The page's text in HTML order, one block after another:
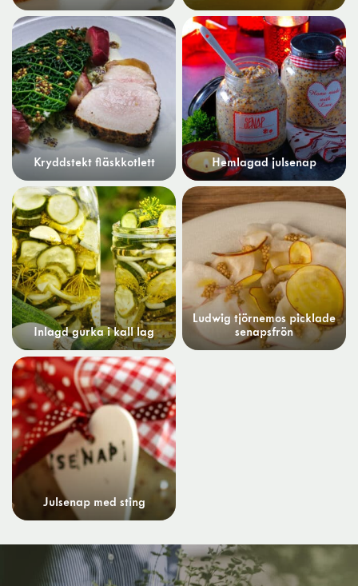
Kryddstekt fläskkotlett Hemlagad julsenap
Inlagd gurka i kall lag
Ludwig tjörnemos picklade
senapsfrön
Julsenap med sting